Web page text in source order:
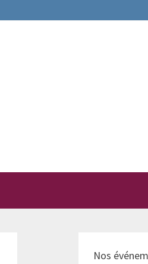
Nos